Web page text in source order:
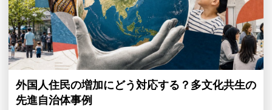
外国人住民の増加にどう対応する？多文化共生の
先進自治体事例